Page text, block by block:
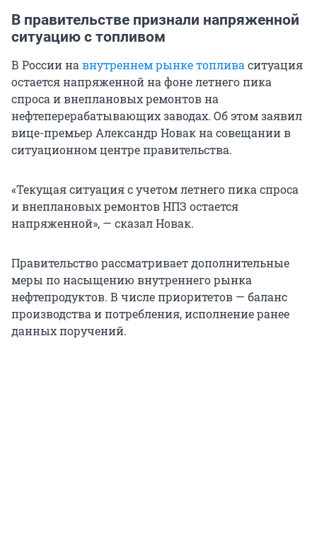
В правительстве признали напряженной
ситуацию с топливом
В России навнутреннем рынке топливаситуация
остается напряженной на фоне летнего пика
спроса и внеплановых ремонтов на
нефтеперерабатывающих заводах. Об этом заявил
вице-премьер Александр Новак на совещании в
ситуационном центре правительства.
«Текущая ситуация с учетом летнего пика спроса
и внеплановых ремонтов НПЗ остается
напряженной», — сказал Новак.
Правительство рассматривает дополнительные
меры по насыщению внутреннего рынка
нефтепродуктов. В числе приоритетов — баланс
производства и потребления, исполнение ранее
данных поручений.